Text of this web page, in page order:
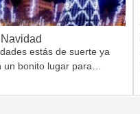
estás de suerte ya
bonito lugar para…